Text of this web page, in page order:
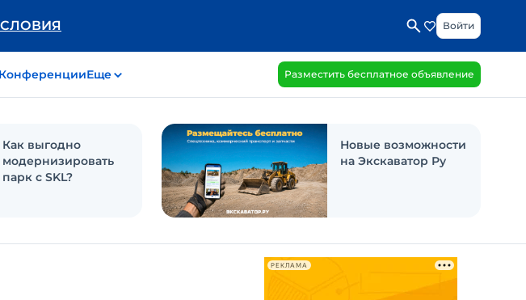
Войти
КонференцииЕще Разместить бесплатное объявление
Как выгодно
модернизировать
парк с SKL?
Новые возможности
на Экскаватор Ру
РЕКЛАМА